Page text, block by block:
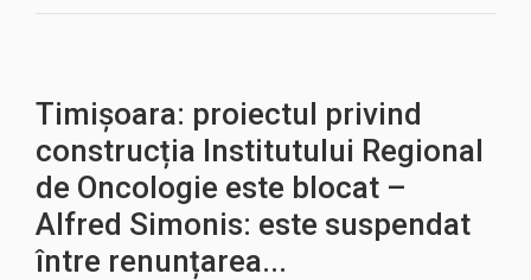
Timișoara: proiectul privind
construcția Institutului Regional
de Oncologie este blocat –
Alfred Simonis: este suspendat
între renunțarea...